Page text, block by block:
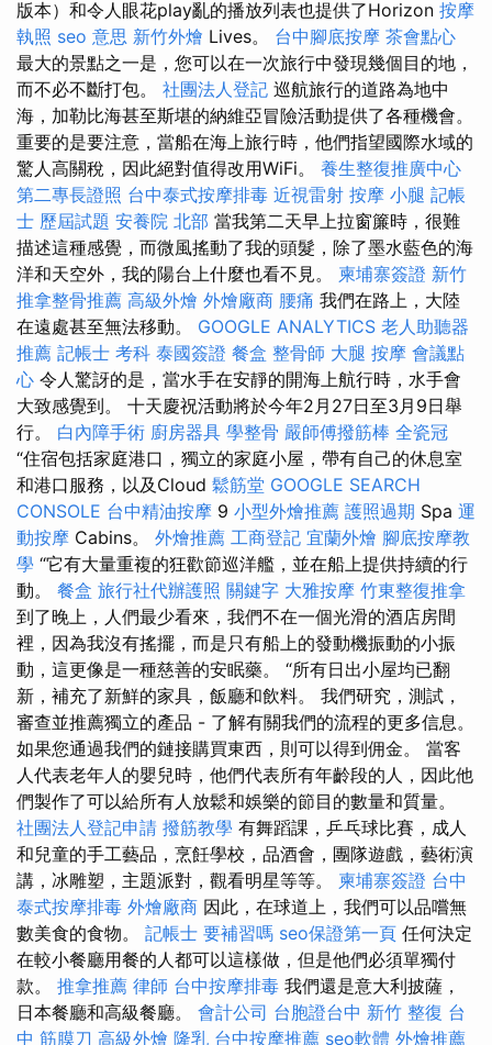
版本）和令人眼花play亂的播放列表也提供了Horizo​​n 按摩
執照 seo 意思 新竹外燴 Lives。 台中腳底按摩 茶會點心
最大的景點之一是，您可以在一次旅行中發現幾個目的地，
而不必不斷打包。 社團法人登記 巡航旅行的道路為地中
海，加勒比海甚至斯堪的納維亞冒險活動提供了各種機會。
重要的是要注意，當船在海上旅行時，他們指望國際水域的
驚人高關稅，因此絕對值得改用WiFi。 養生整復推廣中心
第二專長證照 台中泰式按摩排毒 近視雷射 按摩 小腿 記帳
士 歷屆試題 安養院 北部 當我第二天早上拉窗簾時，很難
描述這種感覺，而微風搖動了我的頭髮，除了墨水藍色的海
洋和天空外，我的陽台上什麼也看不見。 柬埔寨簽證 新竹
推拿整骨推薦 高級外燴 外燴廠商 腰痛 我們在路上，大陸
在遠處甚至無法移動。 GOOGLE ANALYTICS 老人助聽器
推薦 記帳士 考科 泰國簽證 餐盒 整骨師 大腿 按摩 會議點
心 令人驚訝的是，當水手在安靜的開海上航行時，水手會
大致感覺到。 十天慶祝活動將於今年2月27日至3月9日舉
行。 白內障手術 廚房器具 學整骨 嚴師傅撥筋棒 全瓷冠
“住宿包括家庭港口，獨立的家庭小屋，帶有自己的休息室
和港口服務，以及Cloud 鬆筋堂 GOOGLE SEARCH
CONSOLE 台中精油按摩 9 小型外燴推薦 護照過期 Spa 運
動按摩 Cabins。 外燴推薦 工商登記 宜蘭外燴 腳底按摩教
學 “它有大量重複的狂歡節巡洋艦，並在船上提供持續的行
動。 餐盒 旅行社代辦護照 關鍵字 大雅按摩 竹東整復推拿
到了晚上，人們最少看來，我們不在一個光滑的酒店房間
裡，因為我沒有搖擺，而是只有船上的發動機振動的小振
動，這更像是一種慈善的安眠藥。 “所有日出小屋均已翻
新，補充了新鮮的家具，飯廳和飲料。 我們研究，測試，
審查並推薦獨立的產品 - 了解有關我們的流程的更多信息。
如果您通過我們的鏈接購買東西，則可以得到佣金。 當客
人代表老年人的嬰兒時，他們代表所有年齡段的人，因此他
們製作了可以給所有人放鬆和娛樂的節目的數量和質量。
社團法人登記申請 撥筋教學 有舞蹈課，乒乓球比賽，成人
和兒童的手工藝品，烹飪學校，品酒會，團隊遊戲，藝術演
講，冰雕塑，主題派對，觀看明星等等。 柬埔寨簽證 台中
泰式按摩排毒 外燴廠商 因此，在球道上，我們可以品嚐無
數美食的食物。 記帳士 要補習嗎 seo保證第一頁 任何決定
在較小餐廳用餐的人都可以這樣做，但是他們必須單獨付
款。 推拿推薦 律師 台中按摩排毒 我們還是意大利披薩，
日本餐廳和高級餐廳。 會計公司 台胞證台中 新竹 整復 台
中 筋膜刀 高級外燴 隆乳 台中按摩推薦 seo軟體 外燴推薦